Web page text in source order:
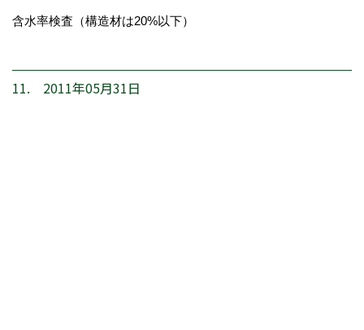
含水率検査（構造材は20%以下）
11. 2011年05月31日